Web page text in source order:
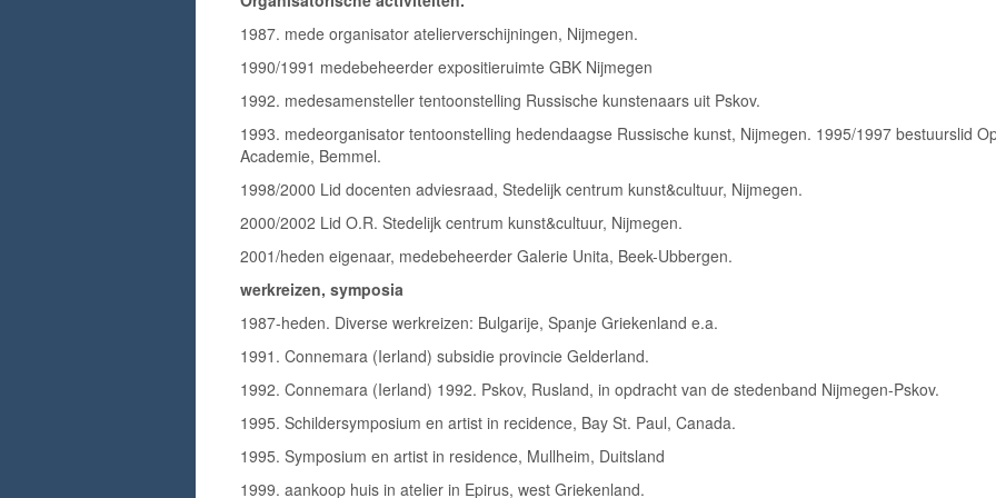
1987. mede organisator atelierverschijningen, Nijmegen.
1990/1991 medebeheerder expositieruimte GBK Nijmegen
1992. medesamensteller tentoonstelling Russische kunstenaars uit Pskov.
1993. medeorganisator tentoonstelling hedendaagse Russische kunst, Nijmegen. 1995/1997 bestuurslid
Academie, Bemmel.
1998/2000 Lid docenten adviesraad, Stedelijk centrum kunst&cultuur, Nijmegen.
2000/2002 Lid O.R. Stedelijk centrum kunst&cultuur, Nijmegen.
2001/heden eigenaar, medebeheerder Galerie Unita, Beek-Ubbergen.
werkreizen, symposia
1987-heden. Diverse werkreizen: Bulgarije, Spanje Griekenland e.a.
1991. Connemara (Ierland) subsidie provincie Gelderland.
1992. Connemara (Ierland) 1992. Pskov, Rusland, in opdracht van de stedenband Nijmegen-Pskov.
1995. Schildersymposium en artist in recidence, Bay St. Paul, Canada.
1995. Symposium en artist in residence, Mullheim, Duitsland
1999. aankoop huis in atelier in Epirus, west Griekenland.